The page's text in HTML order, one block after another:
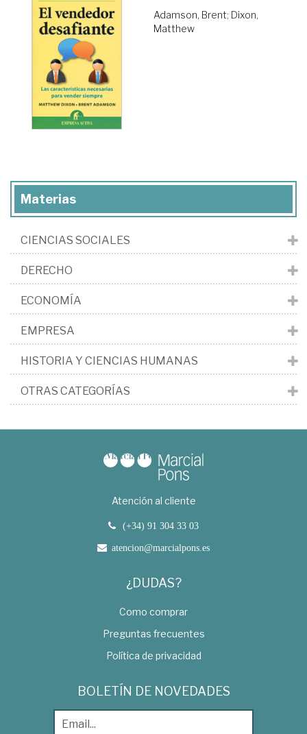
Adamson, Brent; Dixon,
Matthew
Materias
CIENCIAS SOCIALES
DERECHO
ECONOMÍA
EMPRESA
HISTORIA Y CIENCIAS HUMANAS
OTRAS CATEGORÍAS
Atención al cliente
(+34) 91 304 33 03
atencion@marcialpons.es
¿DUDAS?
Como comprar
Preguntas frecuentes
Política de privacidad
BOLETÍN DE NOVEDADES